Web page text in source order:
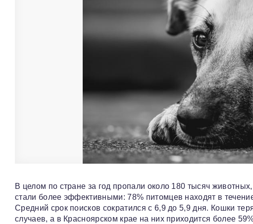
В целом по стране за год пропали около 180 тысяч
стали более эффективными: 78% питомцев находят в
Средний срок поисков сократился с 6,9 до 5,9 дня. Кошки
случаев, а в Красноярском крае на них приходится более